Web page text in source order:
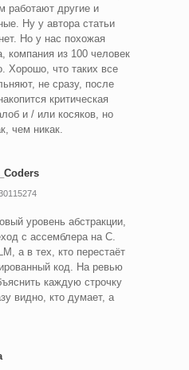
работают другие и
Ну у автора статьи
Но у нас похожая
компания из 100 человек
Хорошо, что таких все
не сразу, после
критическая
и / или косяков, но
чем никак.
уровень абстракции,
с ассемблера на C.
а в тех, кто перестаёт
код. На ревью
каждую строчку
видно, кто думает, а